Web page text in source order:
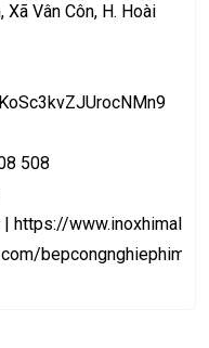
Xã Vân Côn, H. Hoài
508
| https://